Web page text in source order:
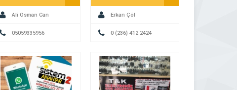
Ali Osman Can
05059335956
Erkan Çöl
0 (236) 412 2424